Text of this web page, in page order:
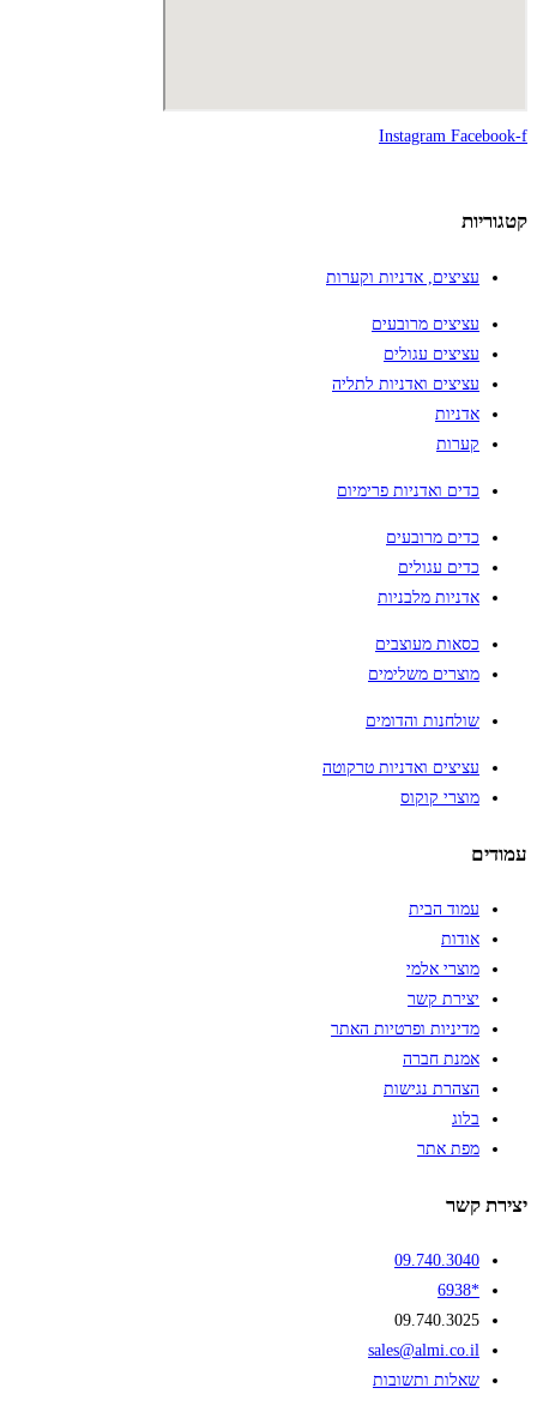
Instagram Facebook-f
קטגוריות
עציצים, אדניות וקערות
עציצים מרובעים
עציצים עגולים
עציצים ואדניות לתליה
אדניות
קערות
כדים ואדניות פרימיום
כדים מרובעים
כדים עגולים
אדניות מלבניות
כסאות מעוצבים
מוצרים משלימים
שולחנות והדומים
עציצים ואדניות טרקוטה
מוצרי קוקוס
עמודים
עמוד הבית
אודות
מוצרי אלמי
יצירת קשר
מדיניות ופרטיות האתר
אמנת חברה
הצהרת נגישות
בלוג
מפת אתר
יצירת קשר
09.740.3040
*6938
09.740.3025
sales@almi.co.il
שאלות ותשובות